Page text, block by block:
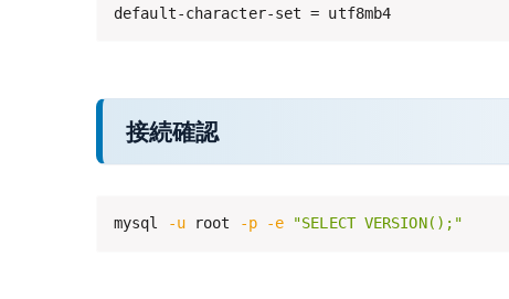
default-character-set = utf8mb4
接続確認
mysql -u root -p -e "SELECT VERSION();"